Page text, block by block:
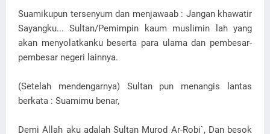
Suamikupun tersenyum dan menjawaab : Jangan khawatir
Sayangku... Sultan/Pemimpin kaum muslimin lah yang
akan menyolatkanku beserta para ulama dan pembesar-
pembesar negeri lainnya.
(Setelah mendengarnya) Sultan pun menangis lantas
berkata : Suamimu benar,
Demi Allah aku adalah Sultan Murod Ar-Robi`, Dan besok